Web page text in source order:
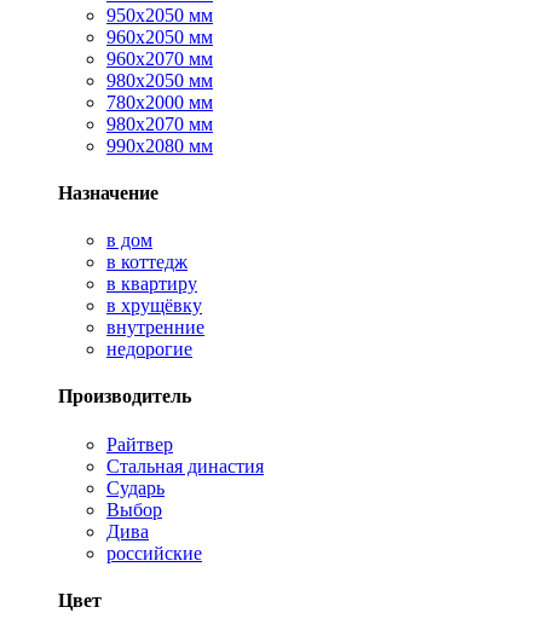
950х2050 мм
960х2050 мм
960х2070 мм
980х2050 мм
780х2000 мм
980х2070 мм
990х2080 мм
Назначение
в дом
в коттедж
в квартиру
в хрущёвку
внутренние
недорогие
Производитель
Райтвер
Стальная династия
Сударь
Выбор
Дива
российские
Цвет